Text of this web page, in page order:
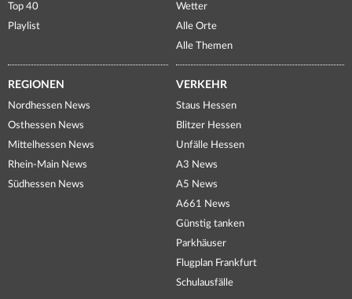
Top 40
Playlist
Wetter
Alle Orte
Alle Themen
REGIONEN
Nordhessen News
Osthessen News
Mittelhessen News
Rhein-Main News
Südhessen News
VERKEHR
Staus Hessen
Blitzer Hessen
Unfälle Hessen
A3 News
A5 News
A661 News
Günstig tanken
Parkhäuser
Flugplan Frankfurt
Schulausfälle